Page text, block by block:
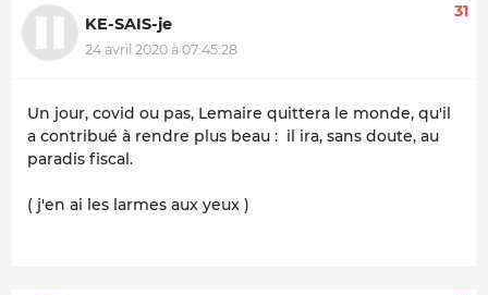
KE-SAIS-je
24 avril 2020 à 07:45:28
31
Un jour, covid ou pas, Lemaire quittera le monde, qu'il
a contribué à rendre plus beau : il ira, sans doute, au
paradis fiscal.
( j'en ai les larmes aux yeux )